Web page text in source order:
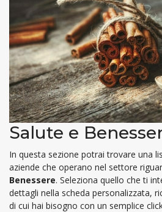
Salute e
In questa sezione potrai trovare una
aziende che operano nel settore
Benessere. Seleziona quello che ti
dettagli nella scheda personalizzata,
di cui hai bisogno con un semplice